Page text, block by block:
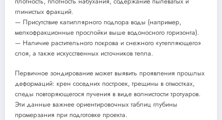
глинистых фракций.
— Присутствие капиллярного подпора воды (например,
мелкофракционные прослойки выше водоносного горизонта).
— Наличие растительного покрова и снежного «утепляющего»
слоя, а также искусственных источников тепла.
Первичное зондирование может выявить проявления прошлых
деформаций: крен соседних построек, трещины в отмостках,
следы повторяющегося пучения в виде волнистости тротуаров.
Эти данные важнее ориентировочных таблиц глубины
промерзания при подготовке проекта.